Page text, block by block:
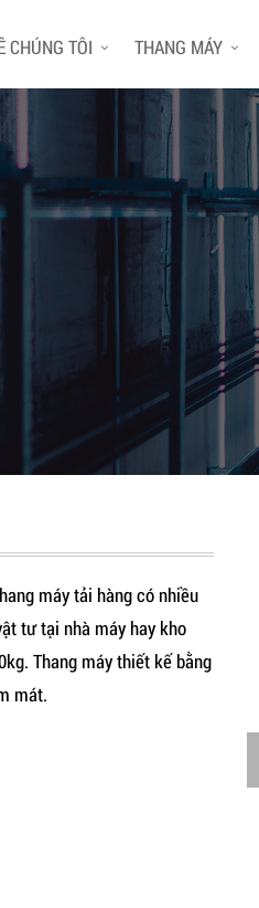
CHÚNG TÔI THANG MÁY
máy tải hàng có nhiều
tư tại nhà máy hay kho
Thang máy thiết kế bằng
mát.